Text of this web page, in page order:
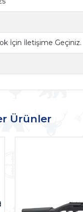
İçin İletişime Geçiniz.
Ürünler